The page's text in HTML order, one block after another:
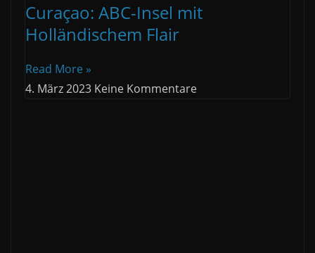
Curaçao: ABC-Insel mit
Holländischem Flair
Read More »
4. März 2023 Keine Kommentare